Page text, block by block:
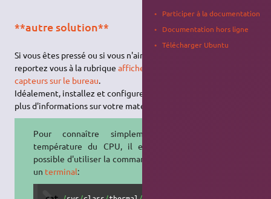
**autre solution**
Si vous êtes pressé ou si vous n'aimez pas utiliser le
reportez vous à la rubriqueafficher les informations des
capteurs sur le bureau.
Idéalement, installez et configurez
plus d'informations sur votre matériel.
Pour connaître simplement la
température du CPU, il est aussi
possible d'utiliser la commande dans
un terminal:
Participer à la documentation
Documentation hors ligne
Télécharger Ubuntu